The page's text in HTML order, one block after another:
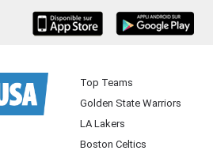
Top Teams
Golden State Warriors
LA Lakers
Boston Celtics